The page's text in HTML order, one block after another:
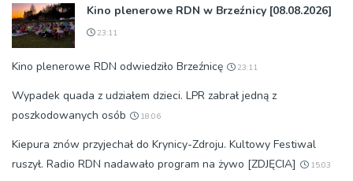
Kino plenerowe RDN w Brzeźnicy [08.08.2026]
23:11
Kino plenerowe RDN odwiedziło Brzeźnicę 23:11
Wypadek quada z udziałem dzieci. LPR zabrał jedną z
poszkodowanych osób
18:06
Kiepura znów przyjechał do Krynicy-Zdroju. Kultowy Festiwal
ruszył. Radio RDN nadawało program na żywo [ZDJĘCIA]
15:03